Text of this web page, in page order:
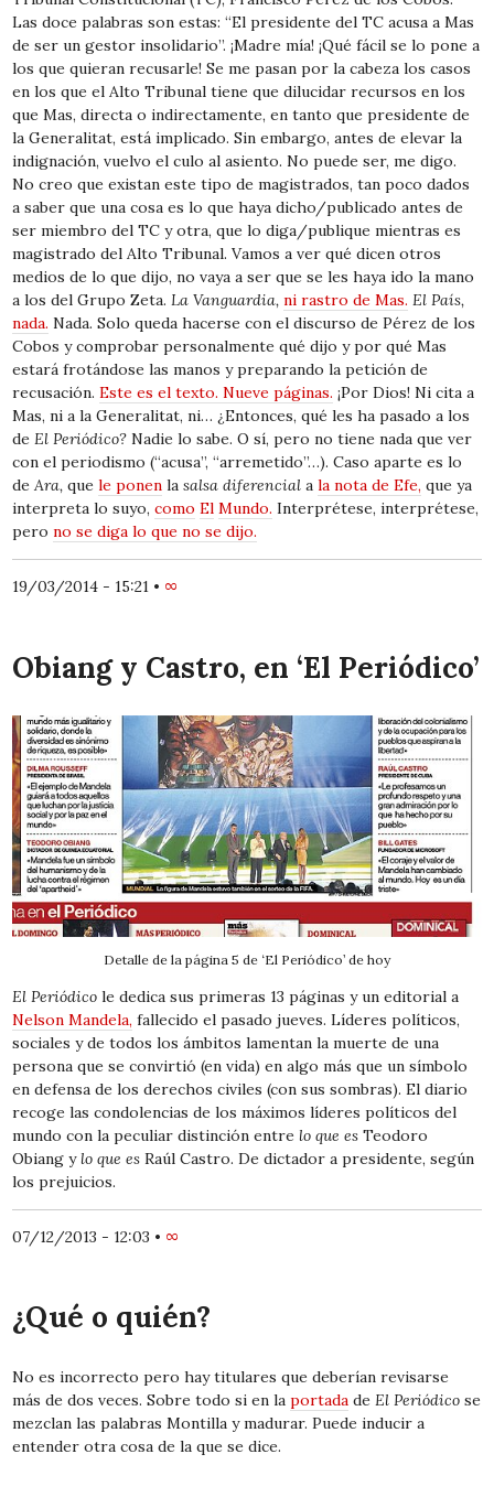
Las doce palabras son estas: “El presidente del TC acusa a Mas
de ser un gestor insolidario”. ¡Madre mía! ¡Qué fácil se lo pone a
los que quieran recusarle! Se me pasan por la cabeza los casos
en los que el Alto Tribunal tiene que dilucidar recursos en los
que Mas, directa o indirectamente, en tanto que presidente de
la Generalitat, está implicado. Sin embargo, antes de elevar la
indignación, vuelvo el culo al asiento. No puede ser, me digo.
No creo que existan este tipo de magistrados, tan poco dados
a saber que una cosa es lo que haya dicho/publicado antes de
ser miembro del TC y otra, que lo diga/publique mientras es
magistrado del Alto Tribunal. Vamos a ver qué dicen otros
medios de lo que dijo, no vaya a ser que se les haya ido la mano
a los del Grupo Zeta.La Vanguardia, ni rastro de Mas. El País,
nada. Nada. Solo queda hacerse con el discurso de Pérez de los
Cobos y comprobar personalmente qué dijo y por qué Mas
estará frotándose las manos y preparando la petición de
recusación.Este es el texto. Nueve páginas. ¡Por Dios! Ni cita a
Mas, ni a la Generalitat, ni… ¿Entonces, qué les ha pasado a los
deEl Periódico? Nadie lo sabe. O sí, pero no tiene nada que ver
con el periodismo (“acusa”, “arremetido”…). Caso aparte es lo
deAra, quele ponen lasalsa diferencial ala nota de Efe, que ya
interpreta lo suyo,como El Mundo. Interprétese, interprétese,
perono se diga lo que no se dijo.
19/03/2014 - 15:21 • ∞
Obiang y Castro, en ‘El Periódico’
Detalle de la página 5 de ‘El Periódico’ de hoy
El Periódico le dedica sus primeras 13 páginas y un editorial a
Nelson Mandela, fallecido el pasado jueves. Líderes políticos,
sociales y de todos los ámbitos lamentan la muerte de una
persona que se convirtió (en vida) en algo más que un símbolo
en defensa de los derechos civiles (con sus sombras). El diario
recoge las condolencias de los máximos líderes políticos del
mundo con la peculiar distinción entrelo que es Teodoro
Obiang ylo que es Raúl Castro. De dictador a presidente, según
los prejuicios.
07/12/2013 - 12:03 • ∞
¿Qué o quién?
No es incorrecto pero hay titulares que deberían revisarse
más de dos veces. Sobre todo si en laportada de El Periódico se
mezclan las palabras Montilla y madurar. Puede inducir a
entender otra cosa de la que se dice.